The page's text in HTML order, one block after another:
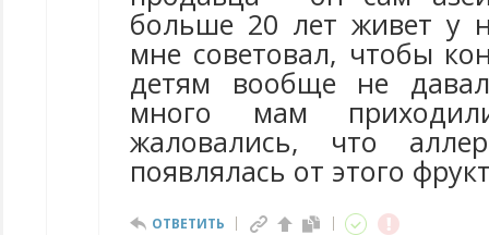
больше 20 лет живет у
мне советовал, чтобы
детям вообще не
много мам
жаловались, что
появлялась от этого
ОТВЕТИТЬ